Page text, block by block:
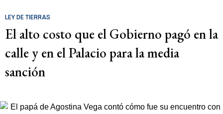
LEY DE TIERRAS
El alto costo que el Gobierno pagó en la
calle y en el Palacio para la media
sanción